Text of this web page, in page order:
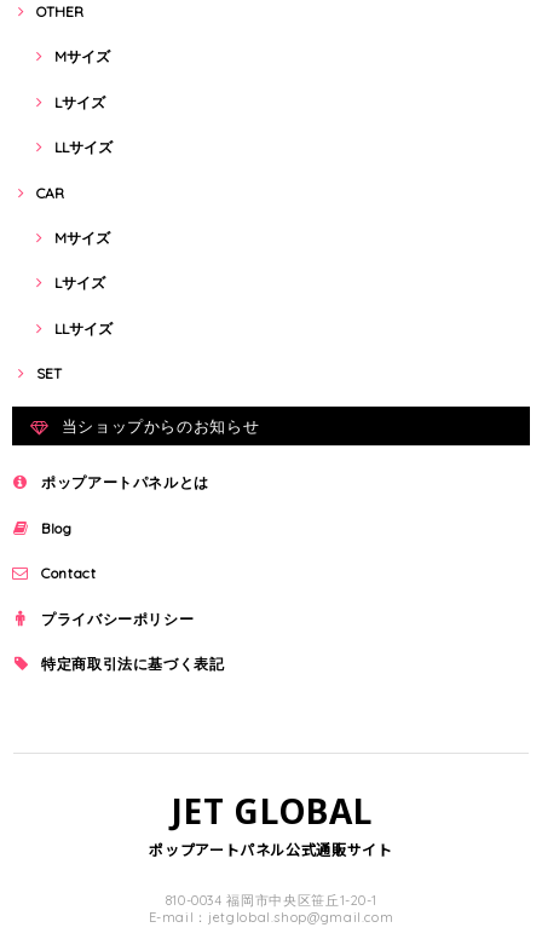
OTHER
Mサイズ
Lサイズ
LLサイズ
CAR
Mサイズ
Lサイズ
LLサイズ
SET
当ショップからのお知らせ
ポップアートパネルとは
Blog
Contact
プライバシーポリシー
特定商取引法に基づく表記
JET GLOBAL
ポップアートパネル公式通販サイト
810-0034 福岡市中央区笹丘1-20-1
E-mail： jetglobal.shop@gmail.com